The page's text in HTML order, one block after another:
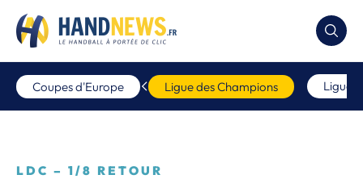
Coupes d'Europe Ligue des Champions Ligue
LDC – 1/8 RETOUR